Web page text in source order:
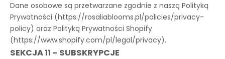
Dane osobowe są przetwarzane zgodnie z naszą Polityką
Prywatności (https://rosaliablooms.pl/policies/privacy-
policy) oraz Polityką Prywatności Shopify
(https://www.shopify.com/pl/legal/privacy).
SEKCJA 11 – SUBSKRYPCJE